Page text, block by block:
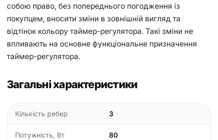
собою право, без попереднього погодження із
покупцем, вносити зміни в зовнішній вигляд та
відтінок кольору таймер-регулятора. Такі зміни не
впливають на основне функціональне призначення
таймер-регулятора.
Загальні характеристики
Кількість ребер 3
Потужність, Вт 80